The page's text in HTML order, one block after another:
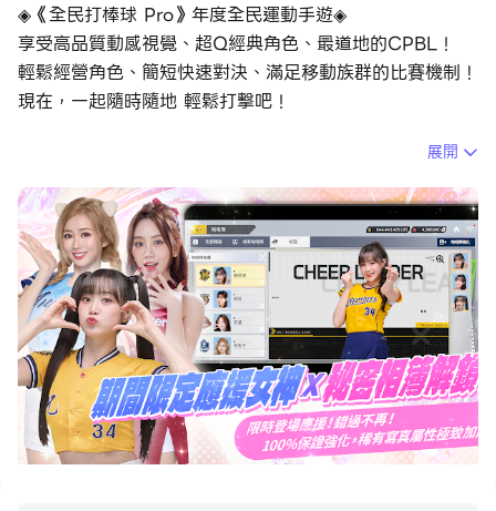
◈《全民打棒球 Pro》年度全民運動手遊◈
享受高品質動感視覺、超Q經典角色、最道地的CPBL！
輕鬆經營角色、簡短快速對決、滿足移動族群的比賽機制 !
現在，一起隨時隨地 輕鬆打擊吧！
▶速戰速決、直球對決！
針對通勤、零碎時間的休閒設定！
每場以3局為標準的比賽，輕鬆享受揮棒樂趣～
自動完成例行賽！悠哉、輕鬆地累積成長資源！
將時間還給熱愛棒球的你！
▶鬥智拚腦、下達暗號！
不需上場進行投打操作，以教練角度給予即時指令！
判斷天氣、風向與賽況，下達指令讓球隊贏得勝利！
不需過人的運動神經，動腦下暗號也能贏得比賽！
展開